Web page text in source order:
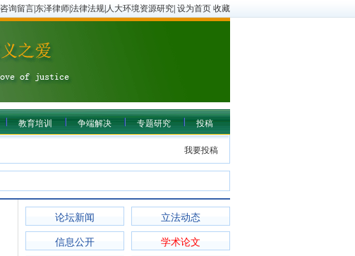
咨询留言 东泽律师法律法规 人大环境资源研究 设为首页 收藏
教育培训 争端解决 专题研究 投稿
我要投稿
论坛新闻 立法动态
信息公开 学术论文